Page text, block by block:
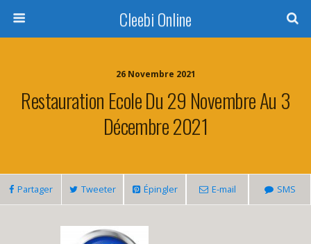
Cleebi Online
26 Novembre 2021
Restauration Ecole Du 29 Novembre Au 3
Décembre 2021
Partager Tweeter Épingler E-mail SMS